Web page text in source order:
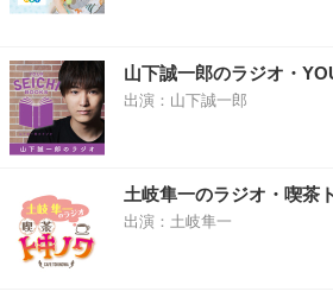
山下誠一郎のラジオ・
出演：山下誠一郎
土岐隼一のラジオ・喫茶
出演：土岐隼一